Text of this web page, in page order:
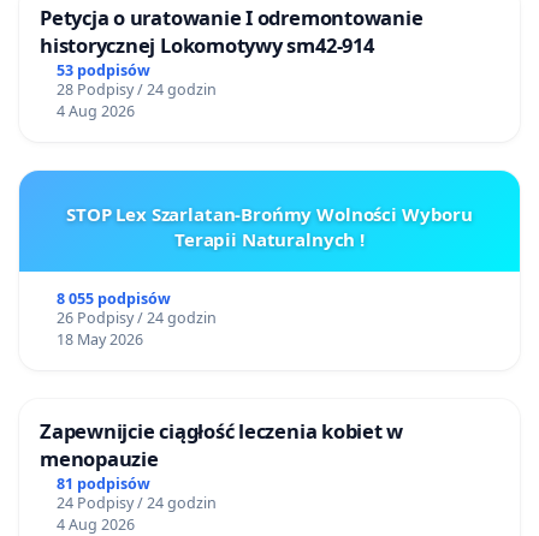
Petycja o uratowanie I odremontowanie
historycznej Lokomotywy sm42-914
53 podpisów
28 Podpisy / 24 godzin
4 Aug 2026
STOP Lex Szarlatan-Brońmy Wolności Wyboru
Terapii Naturalnych !
8 055 podpisów
26 Podpisy / 24 godzin
18 May 2026
Zapewnijcie ciągłość leczenia kobiet w
menopauzie
81 podpisów
24 Podpisy / 24 godzin
4 Aug 2026